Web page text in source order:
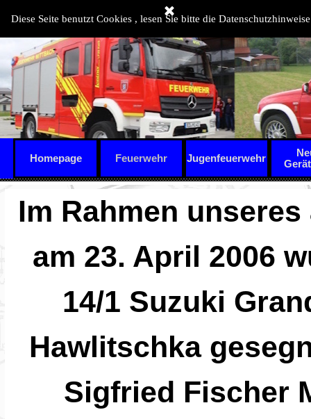
Diese Seite benutzt Cookies , lesen Sie bitte die
Homepage Feuerwehr ▼
Jugenfeuerwehr
Im Rahmen
am 23. April 2006
14/1 Suzuki
Hawlitschka
Sigfried Fischer